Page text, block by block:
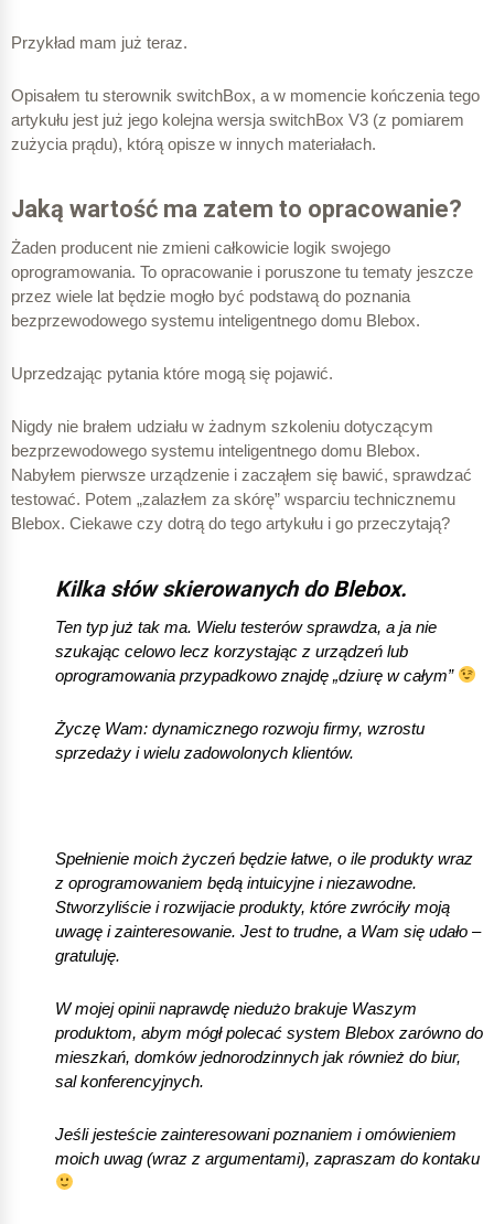
Przykład mam już teraz.
Opisałem tu sterownik switchBox, a w momencie kończenia tego
artykułu jest już jego kolejna wersja switchBox V3 (z pomiarem
zużycia prądu), którą opisze w innych materiałach.
Jaką wartość ma zatem to opracowanie?
Żaden producent nie zmieni całkowicie logik swojego
oprogramowania. To opracowanie i poruszone tu tematy jeszcze
przez wiele lat będzie mogło być podstawą do poznania
bezprzewodowego systemu inteligentnego domu Blebox.
Uprzedzając pytania które mogą się pojawić.
Nigdy nie brałem udziału w żadnym szkoleniu dotyczącym
bezprzewodowego systemu inteligentnego domu Blebox.
Nabyłem pierwsze urządzenie i zacząłem się bawić, sprawdzać
testować. Potem „zalazłem za skórę” wsparciu technicznemu
Blebox. Ciekawe czy dotrą do tego artykułu i go przeczytają?
Kilka słów skierowanych doBlebox.
Ten typ już tak ma. Wielu testerów sprawdza, a ja nie
szukając celowo lecz korzystając z urządzeń lub
oprogramowania przypadkowo znajdę „dziurę w całym”
Życzę Wam: dynamicznego rozwoju firmy, wzrostu
sprzedaży i wielu zadowolonych klientów.
Spełnienie moich życzeń będzie łatwe, o ile produkty wraz
z oprogramowaniem będą intuicyjne i niezawodne.
Stworzyliście i rozwijacie produkty, które zwróciły moją
uwagę i zainteresowanie. Jest to trudne, a Wam się udało –
gratuluję.
W mojej opinii naprawdę niedużo brakuje Waszym
produktom, abym mógł polecać system Blebox zarówno do
mieszkań, domków jednorodzinnych jak również do biur,
sal konferencyjnych.
Jeśli jesteście zainteresowani poznaniem i omówieniem
moich uwag (wraz z argumentami), zapraszam do kontaku